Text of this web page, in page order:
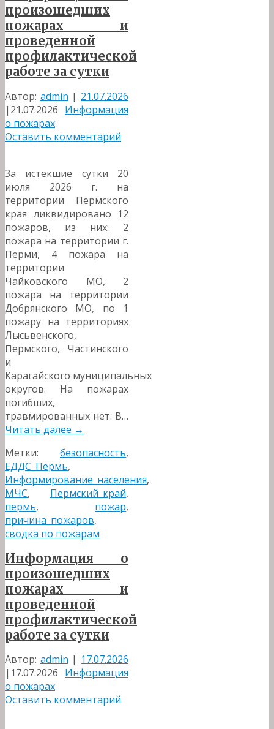
произошедших
пожарах и
проведенной
профилактической
работе за сутки
Автор: admin | 21.07.2026
| 21.07.2026 Информация
о пожарах
Оставить комментарий
За истекшие сутки 20
июля 2026 г. на
территории Пермского
края ликвидировано 12
пожаров, из них: 2
пожара на территории г.
Перми, 4 пожара на
территории
Чайковского МО, 2
пожара на территории
Добрянского МО, по 1
пожару на территориях
Лысьвенского,
Пермского, Частинского
и
Карагайского муниципальных
округов. На пожарах
погибших,
травмированных нет. В…
Читать далее →
Метки: безопасность,
ЕДДС_Пермь,
Информирование_населения,
МЧС, Пермский_край,
пермь, пожар,
причина_пожаров,
сводка по пожарам
Информация о
произошедших
пожарах и
проведенной
профилактической
работе за сутки
Автор: admin | 17.07.2026
| 17.07.2026 Информация
о пожарах
Оставить комментарий